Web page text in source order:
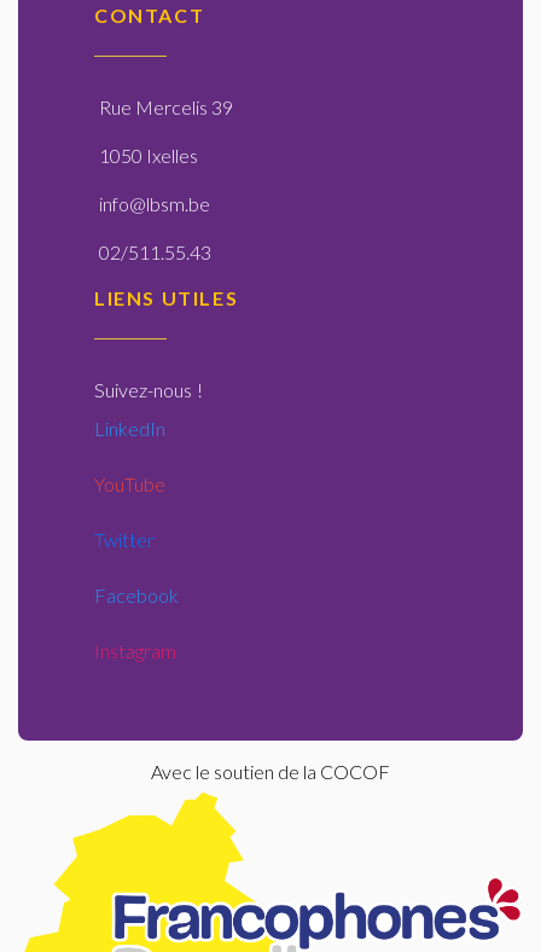
CONTACT
Rue Mercelis 39
1050 Ixelles
info@lbsm.be
02/511.55.43
LIENS UTILES
Suivez-nous !
LinkedIn
YouTube
Twitter
Facebook
Instagram
Avec le soutien de la COCOF